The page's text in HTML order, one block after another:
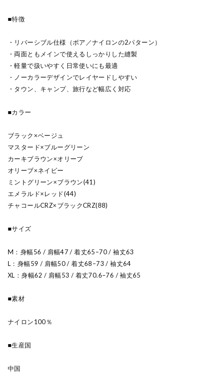
■特徴
・リバーシブル仕様（ボア／ナイロンの2パターン）
・両面ともメインで使えるしっかりした縫製
・軽量で扱いやすく日常使いにも最適
・ノーカラーデザインでレイヤードしやすい
・タウン、キャンプ、旅行など幅広く対応
■カラー
ブラック×ベージュ
マスタード×ブルーグリーン
カーキブラウン×オリーブ
オリーブ×ネイビー
ミントグリーン×ブラウン(41)
エメラルド×レッド(44)
チャコールCRZ×ブラックCRZ(88)
■サイズ
M：身幅56 / 肩幅47 / 着丈65–70 / 袖丈63
L：身幅59 / 肩幅50 / 着丈68–73 / 袖丈64
XL：身幅62 / 肩幅53 / 着丈70.6–76 / 袖丈65
■素材
ナイロン100％
■生産国
中国